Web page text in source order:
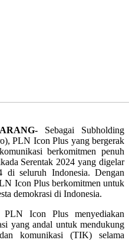
Sebagai Subholding
PLN Icon Plus yang bergerak
berkomitmen penuh
Serentak 2024 yang digelar
di seluruh Indonesia. Dengan
Icon Plus berkomitmen untuk
demokrasi di Indonesia.
PLN Icon Plus menyediakan
yang andal untuk mendukung
komunikasi (TIK) selama